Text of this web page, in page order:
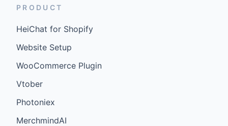
PRODUCT
HeiChat for Shopify
Website Setup
WooCommerce Plugin
Vtober
Photoniex
MerchmindAI